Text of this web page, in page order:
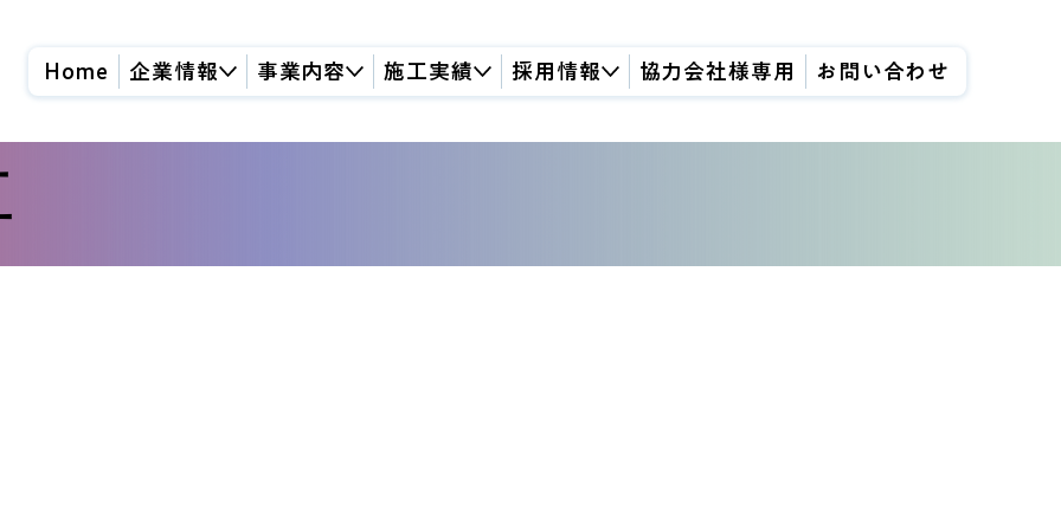
Home 企業情報 事業内容 施工実績 採用情報 協力会社様専用 お問い合わせ